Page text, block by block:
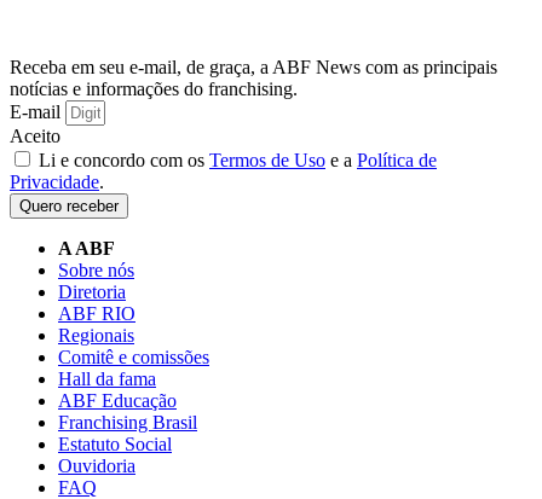
Receba em seu e-mail, de graça, a ABF News com as principais
notícias e informações do franchising.
E-mail
Aceito
Li e concordo com os Termos de Uso e a Política de
Privacidade.
Quero receber
A ABF
Sobre nós
Diretoria
ABF RIO
Regionais
Comitê e comissões
Hall da fama
ABF Educação
Franchising Brasil
Estatuto Social
Ouvidoria
FAQ